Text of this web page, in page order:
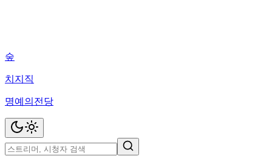
숲
치지직
명예의전당